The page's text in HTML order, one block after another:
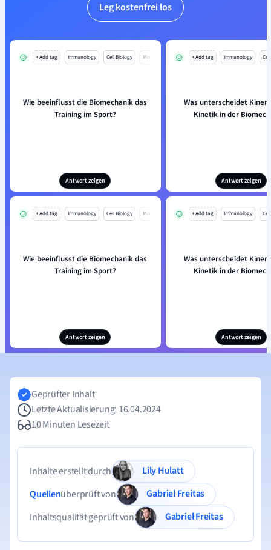
Leg kostenfrei los
+ Add tag Immunology Cell Biology Mo
Wie beeinflusst die Biomechanik das
Training im Sport?
Antwort zeigen
+ Add tag Immunology
Was unterscheidet
Kinetik in der
Antwort zeigen
+ Add tag Immunology Cell Biology Mo
Wie beeinflusst die Biomechanik das
Training im Sport?
Antwort zeigen
+ Add tag Immunology
Was unterscheidet
Kinetik in der
Antwort zeigen
Geprüfter Inhalt
Letzte Aktualisierung: 16.04.2024
10 Minuten Lesezeit
Inhalte erstellt durch
Lily Hulatt
Quellenüberprüft von
Gabriel Freitas
Inhaltsqualität geprüft von
Gabriel Freitas